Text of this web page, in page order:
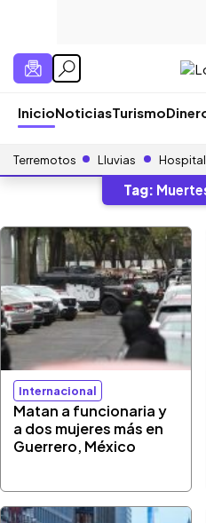
InicioNoticiasTurismo
Terremotos Lluvias
Tag:
Internacional
Matan a funcionaria y
a dos mujeres más en
Guerrero, México